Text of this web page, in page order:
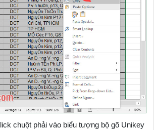
chuột phải vào biểu tượng bộ gõ Unikey